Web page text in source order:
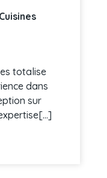
totalise
dans
sur